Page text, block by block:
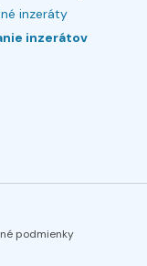
inzeráty
inzerátov
podmienky